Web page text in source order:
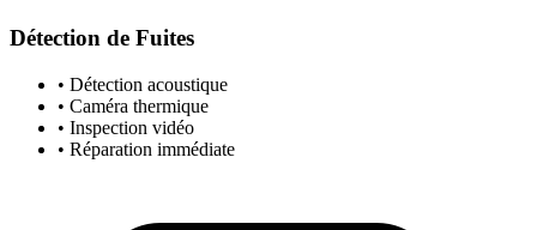
Détection de Fuites
• Détection acoustique
• Caméra thermique
• Inspection vidéo
• Réparation immédiate